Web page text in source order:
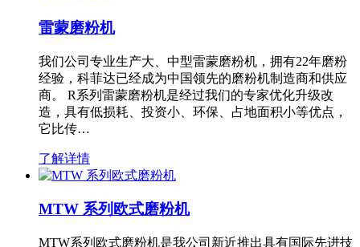
雷蒙磨粉机
我们公司专业生产大、中型雷蒙磨粉机，拥有22年磨粉
经验，科菲达已经成为中国领先的磨粉机制造商和供应
商。 R系列雷蒙磨粉机是经过我们的专家优化升级改
造，具有低损耗、投资小、环保、占地面积小等优点，
它比传…
了解详情
MTW 系列欧式磨粉机
MTW系列欧式磨粉机是我公司新近推出具有国际先进技